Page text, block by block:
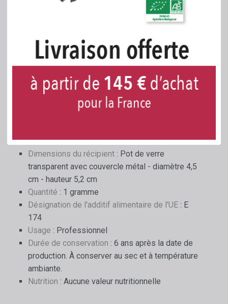
sécurité sont jointes et téléchargeables
argent Ag
Aspect argenté 2.2
Résidus, additifs et al.
Métaux lourds voir analyse par SGS Fresenius
- Solvants aucun
- Pesticides aucun
Dimensions du récipient : Pot de verre
transparent avec couvercle métal - diamètre 4,5
cm - hauteur 5,2 cm
Quantité : 1 gramme
Désignation de l'additif alimentaire de l'UE : E
174
Usage : Professionnel
Durée de conservation : 6 ans après la date de
production. À conserver au sec et à température
ambiante.
Nutrition : Aucune valeur nutritionnelle